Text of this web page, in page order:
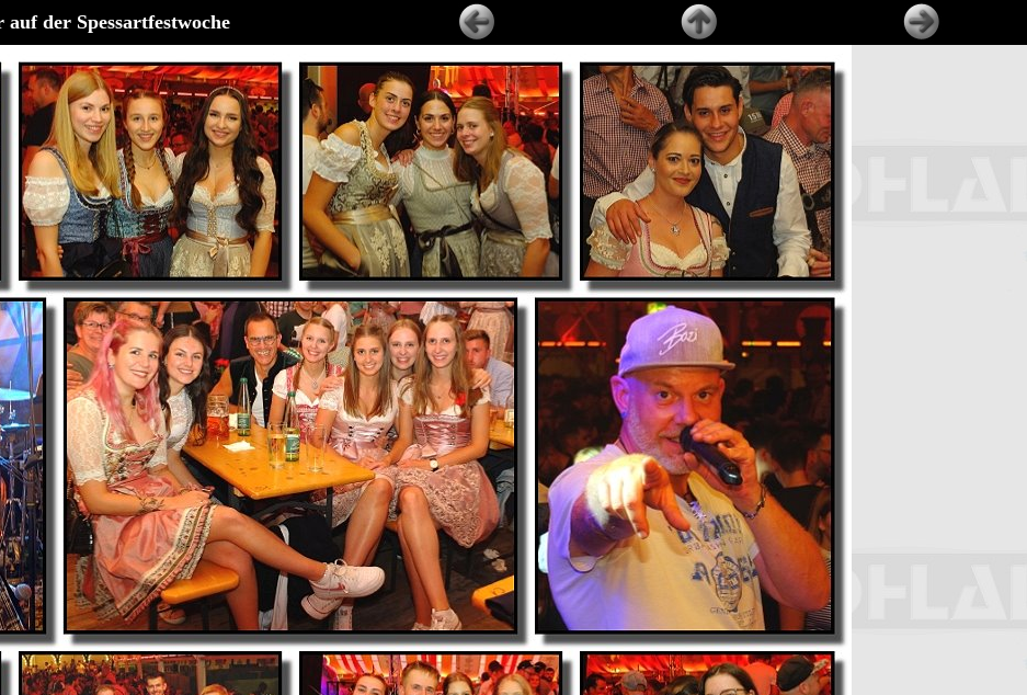
der Spessartfestwoche